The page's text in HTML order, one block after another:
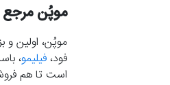
موپُن
موپُن، اولین و
فود، فیلیمو،
است تا هم